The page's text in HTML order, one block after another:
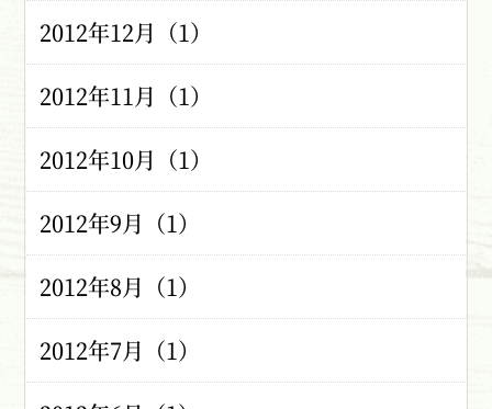
2012年12月（1）
2012年11月（1）
2012年10月（1）
2012年9月（1）
2012年8月（1）
2012年7月（1）